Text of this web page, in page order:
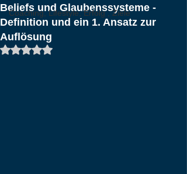
Coaching, Lifestyle, Erfolg , Ziele
Beliefs und Glaubenssysteme -
Definition und ein 1. Ansatz zur
Auflösung
Mit NaN von 5 Sternen bewertet.